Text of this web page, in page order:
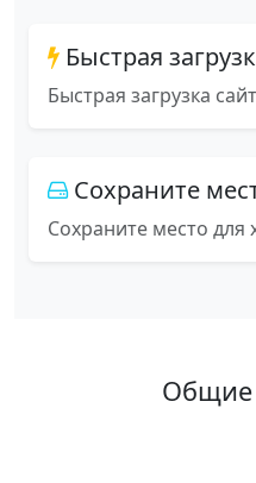
Быстрая
Быстрая загрузка
Сохраните
Сохраните место для
Общие